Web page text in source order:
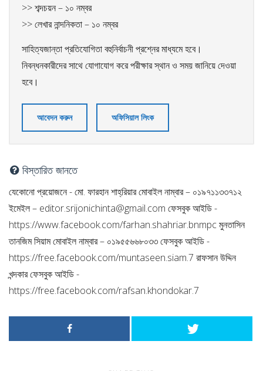
>> শব্দচয়ন – ১০ নম্বর
>> লেখার নান্দনিকতা – ১০ নম্বর
সাহিত্যজান্তা প্রতিযোগিতা বহুনির্বাচনী প্রশ্নের মাধ্যমে হবে।
নিবন্ধনকারীদের সাথে যোগাযোগ করে পরীক্ষার স্থান ও সময় জানিয়ে দেওয়া
হবে।
আবেদন করুন অফিসিয়াল লিংক
বিস্তারিত জানতে
যেকোনো প্রয়োজনে - মো. ফারহান শাহ্‌রিয়ার মোবাইল নাম্বার – ০১৯৭১১৩৩৭১২
ইমেইল – editor.srijonichinta@gmail.com ফেসবুক আইডি -
https://www.facebook.com/farhan.shahriar.bnmpc মুনতাসিন
তানজিম সিয়াম মোবাইল নাম্বার – ০১৯৫৫৬৬৮০৩৩ ফেসবুক আইডি -
https://free.facebook.com/muntaseen.siam.7 রাফসান উদ্দিন
খন্দকার ফেসবুক আইডি -
https://free.facebook.com/rafsan.khondokar.7